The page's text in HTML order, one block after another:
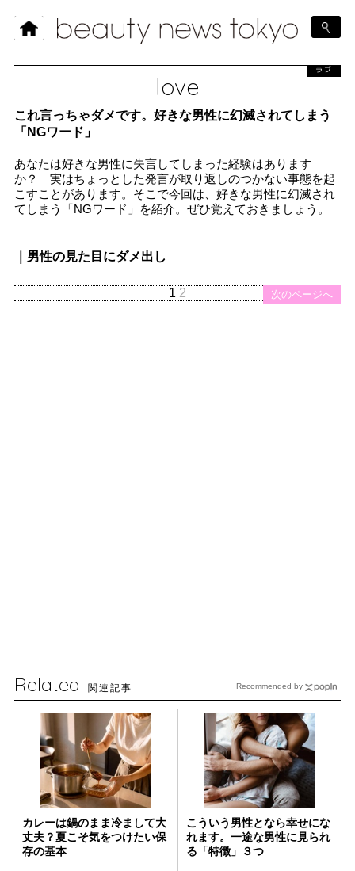
love
ラブ
これ言っちゃダメです。好きな男性に幻滅されてしまう
「NGワード」
あなたは好きな男性に失言してしまった経験はあります
か？ 実はちょっとした発言が取り返しのつかない事態を起
こすことがあります。そこで今回は、好きな男性に幻滅され
てしまう「NGワード」を紹介。ぜひ覚えておきましょう。
｜男性の見た目にダメ出し
次のページへ
1 2
Related 関連記事
カレーは鍋のまま冷まして大
丈夫？夏こそ気をつけたい保
存の基本
こういう男性となら幸せにな
れます。一途な男性に見られ
る「特徴」３つ
Recommended by